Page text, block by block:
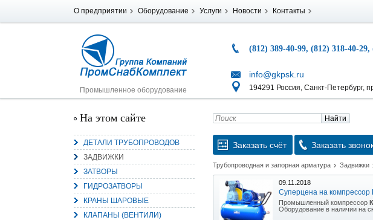
О предприятии Оборудование Услуги Новости Контакты
Промышленное оборудование
(812) 389-40-99, (812) 318-40-29,
info@gkpsk.ru
194291 Россия, Санкт-Петербург,
На этом сайте
ДЕТАЛИ ТРУБОПРОВОДОВ
ЗАДВИЖКИ
ЗАТВОРЫ
ГИДРОЗАТВОРЫ
КРАНЫ ШАРОВЫЕ
КЛАПАНЫ (ВЕНТИЛИ)
Найти
Заказать счёт Заказать
Трубопроводная и запорная арматура Задвижки
09.11.2018
Суперцена на компрессор
Промышленный компрессор
Оборудование в наличии на